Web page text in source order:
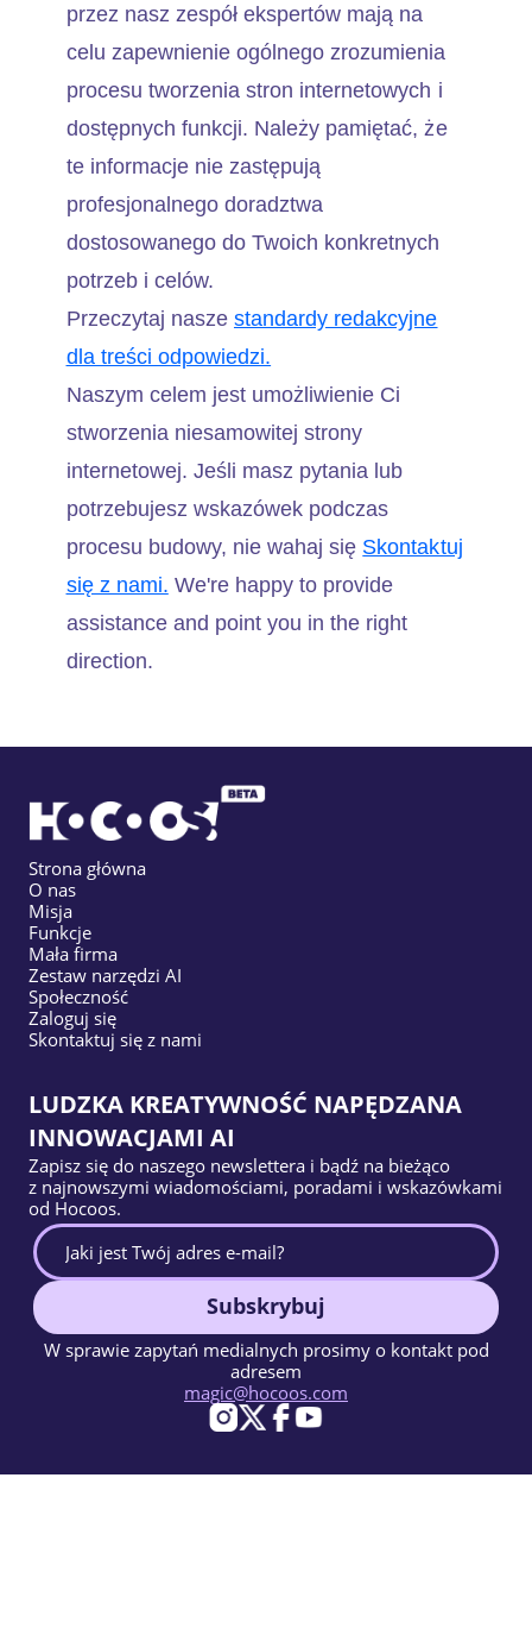
przez nasz zespół ekspertów mają na
celu zapewnienie ogólnego zrozumienia
procesu tworzenia stron internetowych i
dostępnych funkcji. Należy pamiętać, że
te informacje nie zastępują
profesjonalnego doradztwa
dostosowanego do Twoich konkretnych
potrzeb i celów.
Przeczytaj nasze standardy redakcyjne
dla treści odpowiedzi.
Naszym celem jest umożliwienie Ci
stworzenia niesamowitej strony
internetowej. Jeśli masz pytania lub
potrzebujesz wskazówek podczas
procesu budowy, nie wahaj się Skontaktuj
się z nami. We're happy to provide
assistance and point you in the right
direction.
Strona główna
O nas
Misja
Funkcje
Mała firma
Zestaw narzędzi AI
Społeczność
Zaloguj się
Skontaktuj się z nami
LUDZKA KREATYWNOŚĆ NAPĘDZANA
INNOWACJAMI AI
Zapisz się do naszego newslettera i bądź na bieżąco
z najnowszymi wiadomościami, poradami i wskazówkami
od Hocoos.
Subskrybuj
W sprawie zapytań medialnych prosimy o kontakt pod
adresem
magic@hocoos.com